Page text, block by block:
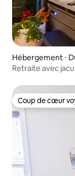
Hébergement ⋅
Retraite avec
Coup de cœur
Coup de cœur